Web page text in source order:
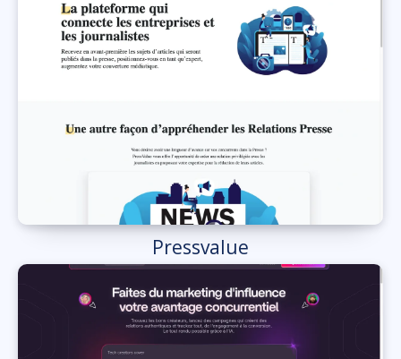
Pressvalue